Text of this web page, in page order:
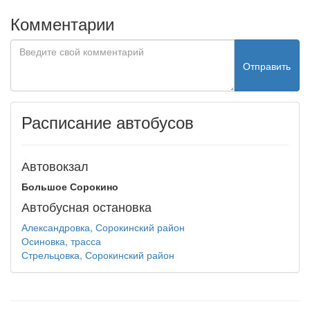
Комментарии
Отправить
Расписание автобусов
Автовокзал
Большое Сорокино
Автобусная остановка
Александровка, Сорокинский район
Осиновка, трасса
Стрельцовка, Сорокинский район